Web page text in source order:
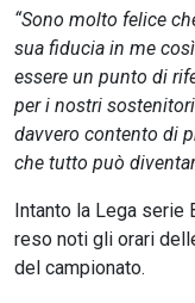
“Sono molto felice
sua fiducia in me
essere un punto di
per i nostri
davvero contento di
che tutto può
Intanto la Lega serie
reso noti gli orari
del campionato.